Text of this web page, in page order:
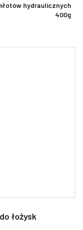
hydraulicznych
400g
łożysk